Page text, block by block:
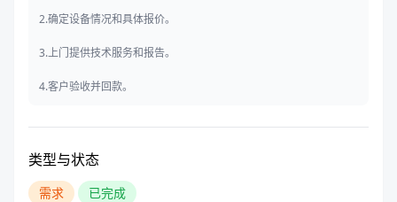
2.确定设备情况和具体报价。
3.上门提供技术服务和报告。
4.客户验收并回款。
类型与状态
需求 已完成